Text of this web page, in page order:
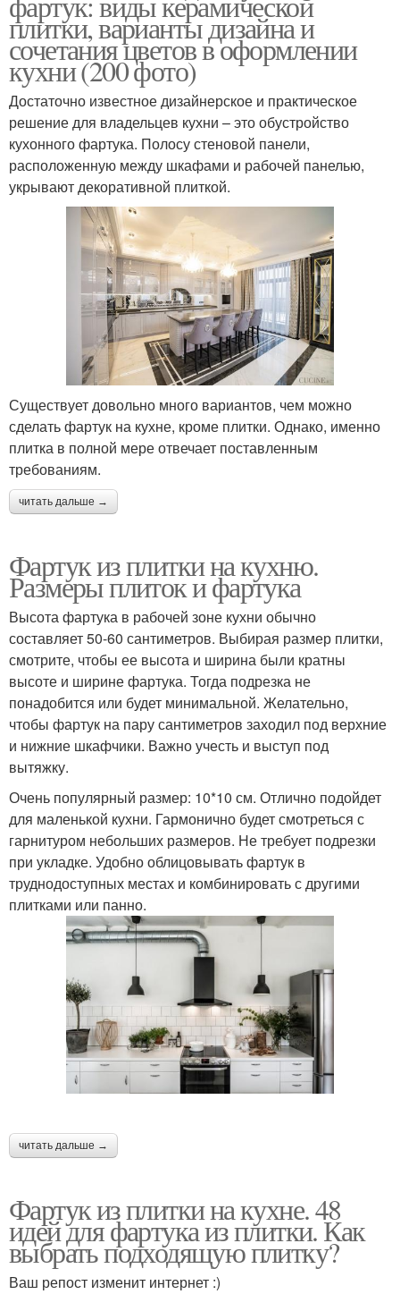
плитки, варианты дизайна и
сочетания цветов в оформлении
кухни (200 фото)
Достаточно известное дизайнерское и практическое
решение для владельцев кухни – это обустройство
кухонного фартука. Полосу стеновой панели,
расположенную между шкафами и рабочей панелью,
укрывают декоративной плиткой.
Существует довольно много вариантов, чем можно
сделать фартук на кухне, кроме плитки. Однако, именно
плитка в полной мере отвечает поставленным
требованиям.
читать дальше →
Фартук из плитки на кухню.
Размеры плиток и фартука
Высота фартука в рабочей зоне кухни обычно
составляет 50-60 сантиметров. Выбирая размер плитки,
смотрите, чтобы ее высота и ширина были кратны
высоте и ширине фартука. Тогда подрезка не
понадобится или будет минимальной. Желательно,
чтобы фартук на пару сантиметров заходил под верхние
и нижние шкафчики. Важно учесть и выступ под
вытяжку.
Очень популярный размер: 10*10 см. Отлично подойдет
для маленькой кухни. Гармонично будет смотреться с
гарнитуром небольших размеров. Не требует подрезки
при укладке. Удобно облицовывать фартук в
труднодоступных местах и комбинировать с другими
плитками или панно.
читать дальше →
Фартук из плитки на кухне. 48
идей для фартука из плитки. Как
выбрать подходящую плитку?
Ваш репост изменит интернет :)